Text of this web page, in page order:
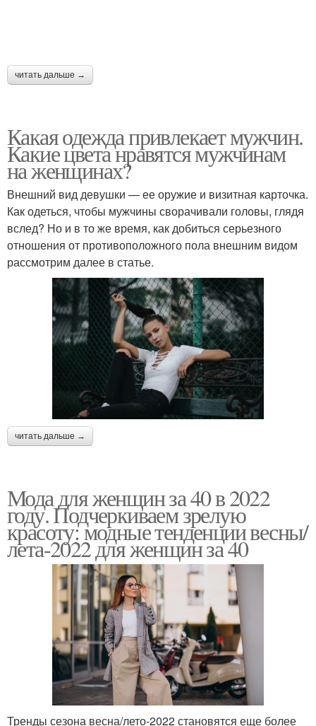
читать дальше →
Какая одежда привлекает мужчин.
Какие цвета нравятся мужчинам
на женщинах?
Внешний вид девушки — ее оружие и визитная карточка.
Как одеться, чтобы мужчины сворачивали головы, глядя
вслед? Но и в то же время, как добиться серьезного
отношения от противоположного пола внешним видом
рассмотрим далее в статье.
читать дальше →
Мода для женщин за 40 в 2022
году. Подчеркиваем зрелую
красоту: модные тенденции весны/
лета-2022 для женщин за 40
Тренды сезона весна/лето-2022 становятся еще более